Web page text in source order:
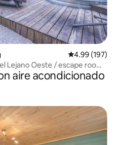
Calificación
4.99 (197)
Lejano Oeste / escape room
aire acondicionado